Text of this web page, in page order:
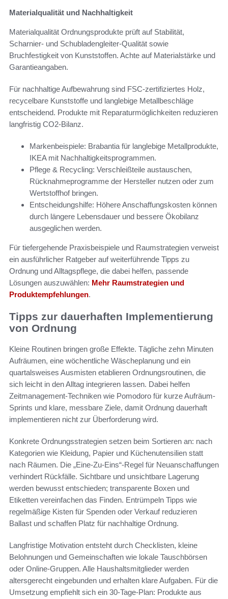
Materialqualität und Nachhaltigkeit
Materialqualität Ordnungsprodukte prüft auf Stabilität,
Scharnier- und Schubladengleiter-Qualität sowie
Bruchfestigkeit von Kunststoffen. Achte auf Materialstärke und
Garantieangaben.
Für nachhaltige Aufbewahrung sind FSC-zertifiziertes Holz,
recycelbare Kunststoffe und langlebige Metallbeschläge
entscheidend. Produkte mit Reparaturmöglichkeiten reduzieren
langfristig CO2-Bilanz.
Markenbeispiele: Brabantia für langlebige Metallprodukte,
IKEA mit Nachhaltigkeitsprogrammen.
Pflege & Recycling: Verschleißteile austauschen,
Rücknahmeprogramme der Hersteller nutzen oder zum
Wertstoffhof bringen.
Entscheidungshilfe: Höhere Anschaffungskosten können
durch längere Lebensdauer und bessere Ökobilanz
ausgeglichen werden.
Für tiefergehende Praxisbeispiele und Raumstrategien verweist
ein ausführlicher Ratgeber auf weiterführende Tipps zu
Ordnung und Alltagspflege, die dabei helfen, passende
Lösungen auszuwählen: Mehr Raumstrategien und
Produktempfehlungen.
Tipps zur dauerhaften Implementierung
von Ordnung
Kleine Routinen bringen große Effekte. Tägliche zehn Minuten
Aufräumen, eine wöchentliche Wäscheplanung und ein
quartalsweises Ausmisten etablieren Ordnungsroutinen, die
sich leicht in den Alltag integrieren lassen. Dabei helfen
Zeitmanagement-Techniken wie Pomodoro für kurze Aufräum-
Sprints und klare, messbare Ziele, damit Ordnung dauerhaft
implementieren nicht zur Überforderung wird.
Konkrete Ordnungsstrategien setzen beim Sortieren an: nach
Kategorien wie Kleidung, Papier und Küchenutensilien statt
nach Räumen. Die „Eine‑Zu‑Eins“-Regel für Neuanschaffungen
verhindert Rückfälle. Sichtbare und unsichtbare Lagerung
werden bewusst entschieden; transparente Boxen und
Etiketten vereinfachen das Finden. Entrümpeln Tipps wie
regelmäßige Kisten für Spenden oder Verkauf reduzieren
Ballast und schaffen Platz für nachhaltige Ordnung.
Langfristige Motivation entsteht durch Checklisten, kleine
Belohnungen und Gemeinschaften wie lokale Tauschbörsen
oder Online-Gruppen. Alle Haushaltsmitglieder werden
altersgerecht eingebunden und erhalten klare Aufgaben. Für die
Umsetzung empfiehlt sich ein 30-Tage-Plan: Produkte aus